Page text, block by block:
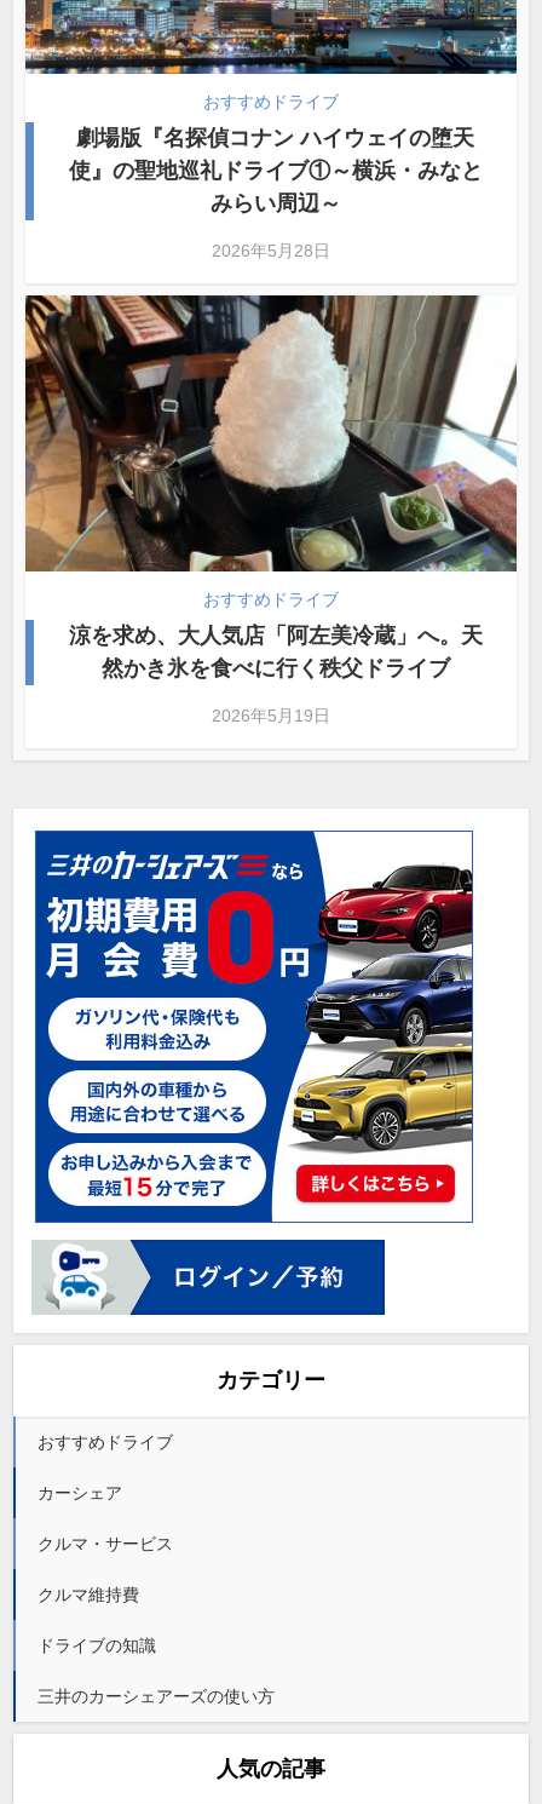
おすすめドライブ
劇場版『名探偵コナン ハイウェイの堕天
使』の聖地巡礼ドライブ①～横浜・みなと
みらい周辺～
2026年5月28日
おすすめドライブ
涼を求め、大人気店「阿左美冷蔵」へ。天
然かき氷を食べに行く秩父ドライブ
2026年5月19日
カテゴリー
おすすめドライブ
カーシェア
クルマ・サービス
クルマ維持費
ドライブの知識
三井のカーシェアーズの使い方
人気の記事